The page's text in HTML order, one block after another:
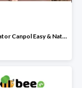
Kup laktator Canpol Easy & Natural a nianię elektroniczną otrzymasz GRATIS!